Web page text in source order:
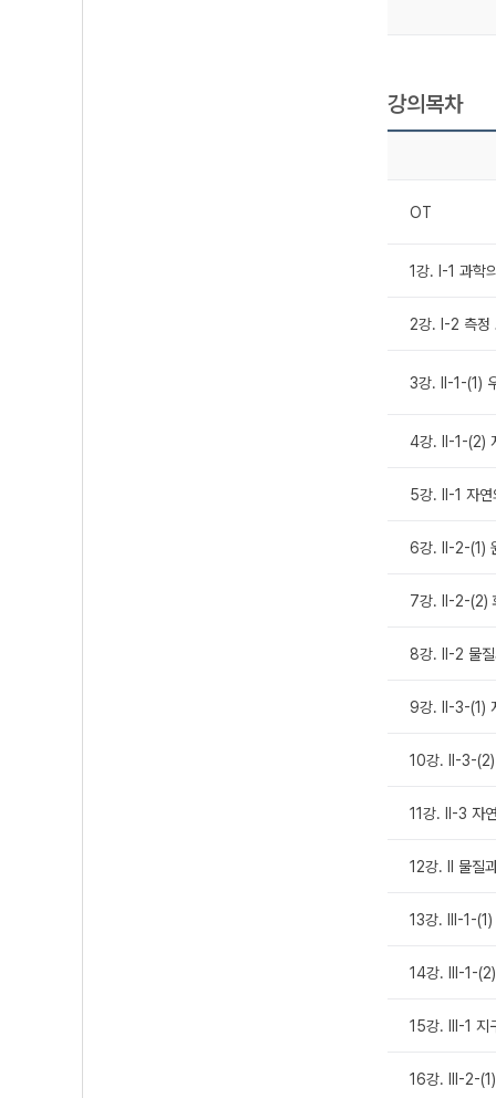
강의목차
OT
1강. Ⅰ-1 과
2강. Ⅰ-2 측
3강. Ⅱ-1-(1)
4강. Ⅱ-1-(2)
5강. Ⅱ-1 자
6강. Ⅱ-2-(1)
7강. Ⅱ-2-(2)
8강. Ⅱ-2 물
9강. Ⅱ-3-(1)
10강. Ⅱ-3-(2)
11강. Ⅱ-3 자
12강. Ⅱ 물질
13강. Ⅲ-1-(1)
14강. Ⅲ-1-
15강. Ⅲ-1 지
16강. Ⅲ-2-